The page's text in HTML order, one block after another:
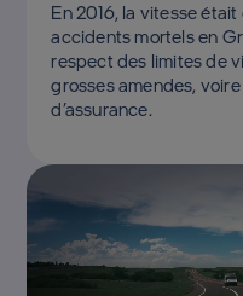
En 2016, la vitesse
accidents mortels en
respect des limites de
grosses amendes,
d’assurance.